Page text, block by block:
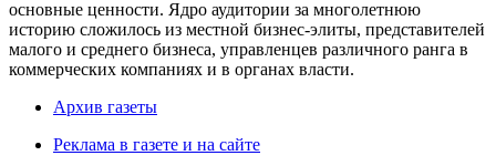
основные ценности. Ядро аудитории за многолетнюю
историю сложилось из местной бизнес-элиты, представителей
малого и среднего бизнеса, управленцев различного ранга в
коммерческих компаниях и в органах власти.
Архив газеты
Реклама в газете и на сайте